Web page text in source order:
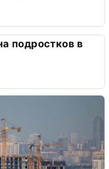
подростков в